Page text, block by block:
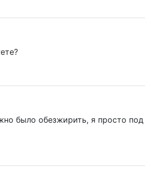
было обезжирить, я просто